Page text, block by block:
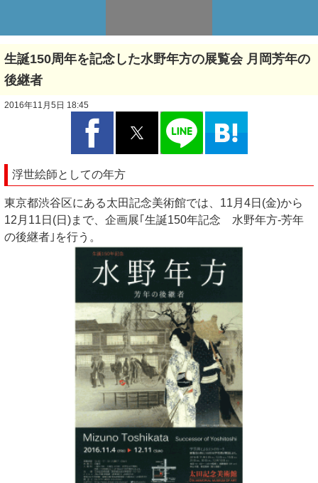
生誕150周年を記念した水野年方の展覧会 月岡芳年の
後継者
2016年11月5日 18:45
浮世絵師としての年方
東京都渋谷区にある太田記念美術館では、11月4日(金)から
12月11日(日)まで、企画展｢生誕150年記念 水野年方-芳年
の後継者｣を行う。